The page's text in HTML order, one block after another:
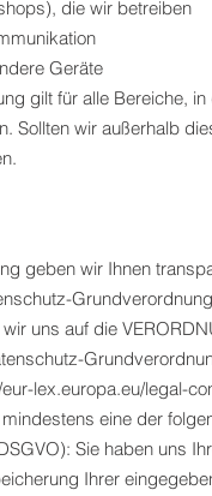
die wir betreiben
Geräte
gilt für alle Bereiche,
Sollten wir außerhalb
geben wir Ihnen
uns auf die
lex.europa.eu/legal-
eine der
Sie haben uns
Ihrer